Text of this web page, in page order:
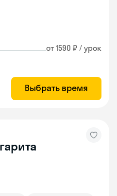
от 1590 ₽ / урок
Выбрать время